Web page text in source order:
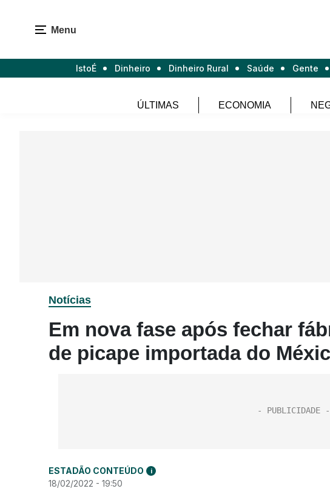
Menu
IstoÉ Dinheiro Dinheiro Rural Saúde Gente
ÚLTIMAS ECONOMIA
Notícias
Em nova fase após fechar
de picape importada do
ESTADÃO CONTEÚDO i
18/02/2022 - 19:50